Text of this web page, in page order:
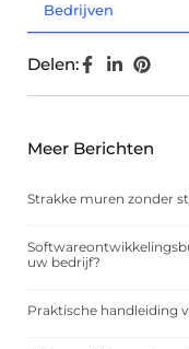
Bedrijven
Delen:
Meer Berichten
Strakke muren zonder
uw bedrijf?
Praktische handleiding